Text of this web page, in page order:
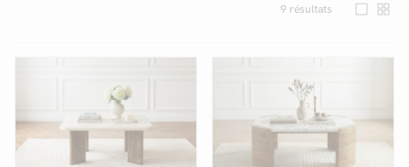
9 résultats